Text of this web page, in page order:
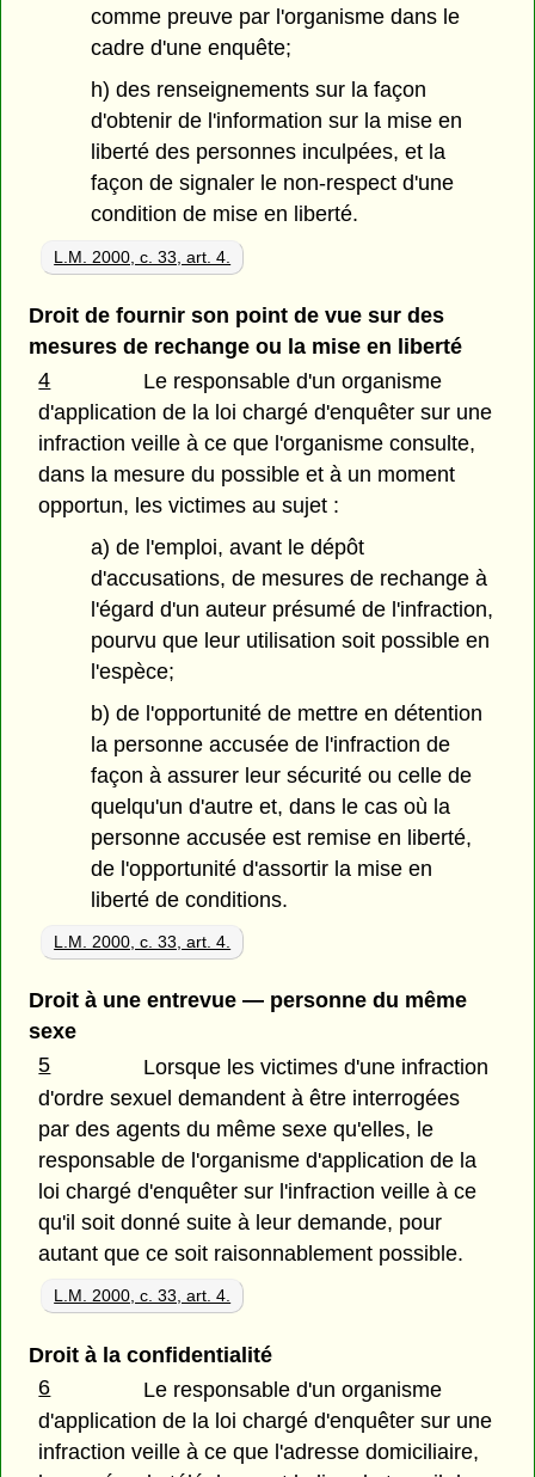
comme preuve par l'organisme dans le
cadre d'une enquête;
h) des renseignements sur la façon
d'obtenir de l'information sur la mise en
liberté des personnes inculpées, et la
façon de signaler le non-respect d'une
condition de mise en liberté.
L.M. 2000, c. 33, art. 4.
Droit de fournir son point de vue sur des
mesures de rechange ou la mise en liberté
4
Le responsable d'un organisme
d'application de la loi chargé d'enquêter sur une
infraction veille à ce que l'organisme consulte,
dans la mesure du possible et à un moment
opportun, les victimes au sujet :
a) de l'emploi, avant le dépôt
d'accusations, de mesures de rechange à
l'égard d'un auteur présumé de l'infraction,
pourvu que leur utilisation soit possible en
l'espèce;
b) de l'opportunité de mettre en détention
la personne accusée de l'infraction de
façon à assurer leur sécurité ou celle de
quelqu'un d'autre et, dans le cas où la
personne accusée est remise en liberté,
de l'opportunité d'assortir la mise en
liberté de conditions.
L.M. 2000, c. 33, art. 4.
Droit à une entrevue — personne du même
sexe
5
Lorsque les victimes d'une infraction
d'ordre sexuel demandent à être interrogées
par des agents du même sexe qu'elles, le
responsable de l'organisme d'application de la
loi chargé d'enquêter sur l'infraction veille à ce
qu'il soit donné suite à leur demande, pour
autant que ce soit raisonnablement possible.
L.M. 2000, c. 33, art. 4.
Droit à la confidentialité
6
Le responsable d'un organisme
d'application de la loi chargé d'enquêter sur une
infraction veille à ce que l'adresse domiciliaire,